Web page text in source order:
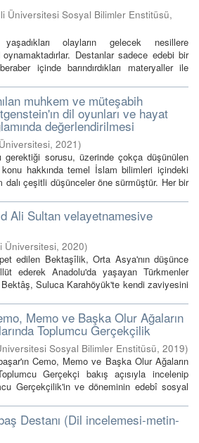
Üniversitesi Sosyal Bilimler Enstitüsü,
olayların gelecek nesillere
oynamaktadırlar. Destanlar sadece edebi bir
içinde barındırdıkları materyaller ile
muhkem ve müteşabih
dil oyunları ve hayat
değerlendirilmesi
, 2021)
gerektiği sorusu, üzerinde çokça düşünülen
hakkında temel İslam bilimleri içindeki
dalı çeşitli düşünceler öne sürmüştür. Her bir
Ali Sultan velayetnamesive
Üniversitesi, 2020)
edilen Bektaşîlik, Orta Asya'nın düşünce
ederek Anadolu'da yaşayan Türkmenler
Bektâş, Suluca Karahöyük'te kendi zaviyesini
Memo ve Başka Olur Ağaların
Toplumcu Gerçekçilik
Sosyal Bilimler Enstitüsü, 2019)
Cemo, Memo ve Başka Olur Ağaların
Gerçekçi bakış açısıyla incelenip
Gerçekçilik'in ve döneminin edebî sosyal
Destanı (Dil incelemesi-metin-